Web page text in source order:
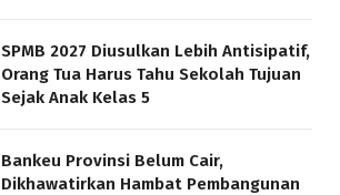
SPMB 2027 Diusulkan Lebih Antisipatif,
Orang Tua Harus Tahu Sekolah Tujuan
Sejak Anak Kelas 5
Bankeu Provinsi Belum Cair,
Dikhawatirkan Hambat Pembangunan